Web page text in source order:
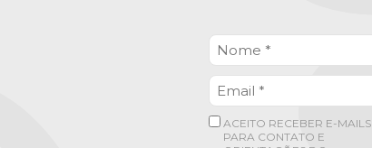
ACEITO RECEBER E-MAILS
PARA CONTATO E